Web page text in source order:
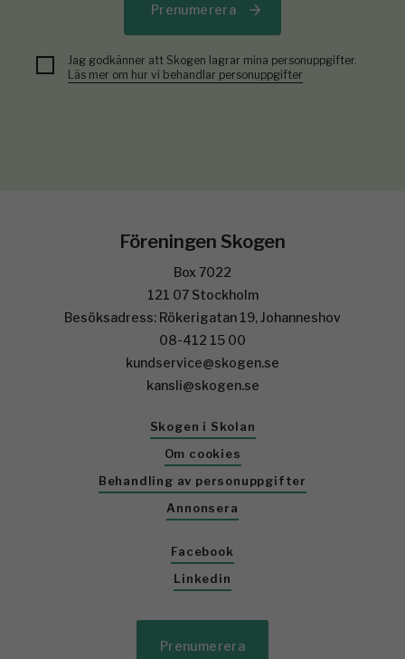
Prenumerera
Jag godkänner att Skogen lagrar mina personuppgifter.
Läs mer om hur vi behandlar personuppgifter
Föreningen Skogen
Box 7022
121 07 Stockholm
Besöksadress: Rökerigatan 19, Johanneshov
08-412 15 00
kundservice@skogen.se
kansli@skogen.se
Skogen i Skolan
Om cookies
Behandling av personuppgifter
Annonsera
Facebook
Linkedin
Prenumerera